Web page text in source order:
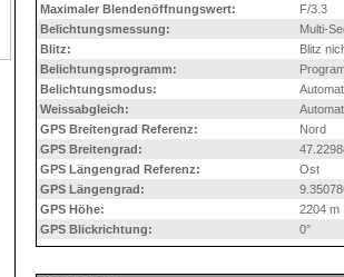
Maximaler Blendenöffnungswert:
F/3.3
Belichtungsmessung:
Multi-
Blitz:
Blitz
Belichtungsprogramm:
Belichtungsmodus:
Weissabgleich:
GPS Breitengrad Referenz:
Nord
GPS Breitengrad:
GPS Längengrad Referenz:
Ost
GPS Längengrad:
GPS Höhe:
2204 m
GPS Blickrichtung:
0°